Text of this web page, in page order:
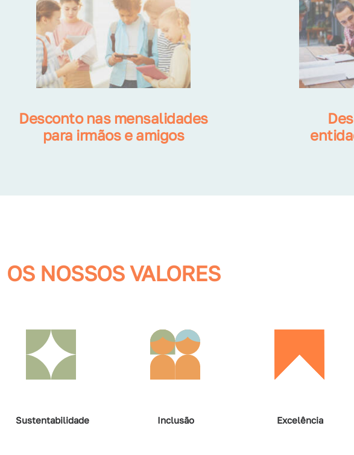
Desconto nas mensalidades
para irmãos e amigos
OS NOSSOS VALORES
Sustentabilidade Inclusão Excelência